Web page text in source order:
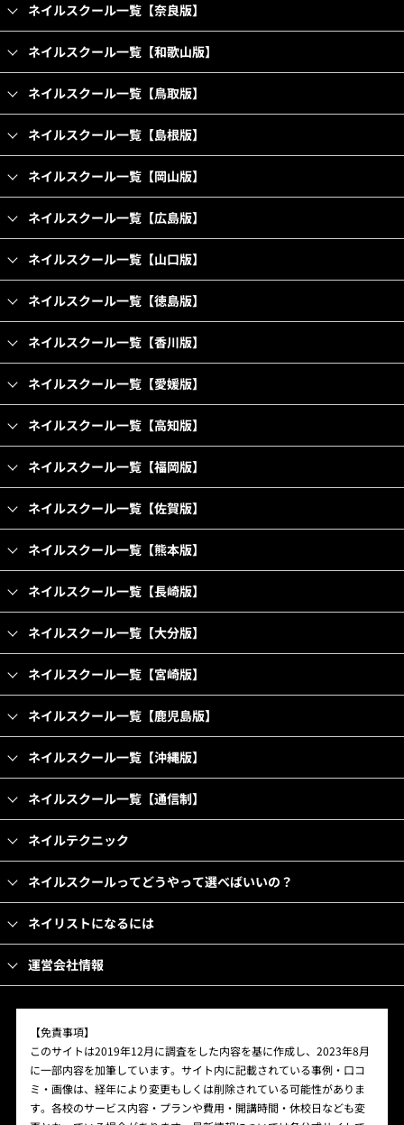
ネイルスクール一覧【奈良版】
ネイルスクール一覧【和歌山版】
ネイルスクール一覧【鳥取版】
ネイルスクール一覧【島根版】
ネイルスクール一覧【岡山版】
ネイルスクール一覧【広島版】
ネイルスクール一覧【山口版】
ネイルスクール一覧【徳島版】
ネイルスクール一覧【香川版】
ネイルスクール一覧【愛媛版】
ネイルスクール一覧【高知版】
ネイルスクール一覧【福岡版】
ネイルスクール一覧【佐賀版】
ネイルスクール一覧【熊本版】
ネイルスクール一覧【長崎版】
ネイルスクール一覧【大分版】
ネイルスクール一覧【宮崎版】
ネイルスクール一覧【鹿児島版】
ネイルスクール一覧【沖縄版】
ネイルスクール一覧【通信制】
ネイルテクニック
ネイルスクールってどうやって選べばいいの？
ネイリストになるには
運営会社情報
【免責事項】
このサイトは2019年12月に調査をした内容を基に作成し、2023年8月
に一部内容を加筆しています。サイト内に記載されている事例・口コ
ミ・画像は、経年により変更もしくは削除されている可能性がありま
す。各校のサービス内容・プランや費用・開講時間・休校日なども変